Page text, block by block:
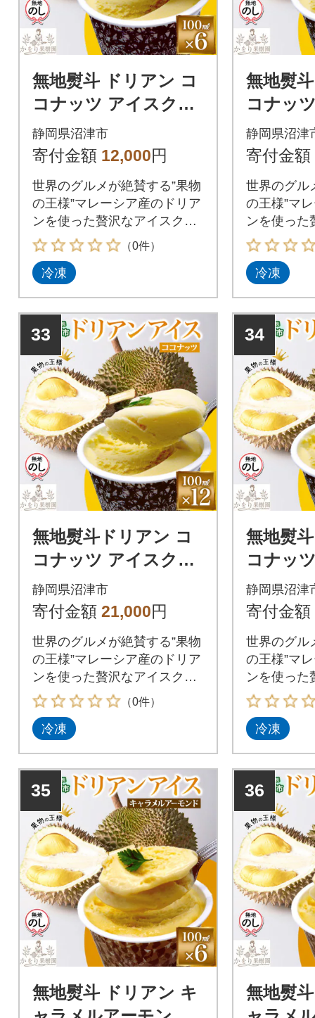
無地熨斗 ドリアン コ
コナッツ アイスクリ
ーム 6個 セット かを
り果樹園 静岡県 沼津
静岡県沼津市
寄付金額 12,000円
世界のグルメが絶賛する”果物
の王様”マレーシア産のドリア
ンを使った贅沢なアイスクリ
ームをお届けします
（0件）
冷凍
無地熨
コナッ
ーム 8
り果樹
静岡県沼津
寄付金額
世界のグル
の王様”マ
ンを使った
ームをお届
冷凍
33
無地熨斗ドリアン コ
コナッツ アイスクリ
ーム 12個 セット か
をり果樹園 静岡県 沼
静岡県沼津市
寄付金額 21,000円
世界のグルメが絶賛する”果物
の王様”マレーシア産のドリア
ンを使った贅沢なアイスクリ
ームをお届けします
（0件）
冷凍
34
無地熨
コナッ
ーム 16
をり果
静岡県沼津
寄付金額
世界のグル
の王様”マ
ンを使った
ームをお届
冷凍
35
無地熨斗 ドリアン キ
36
無地熨